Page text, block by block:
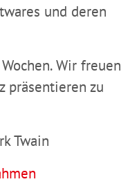
und deren
Wir freuen
präsentieren zu
Twain